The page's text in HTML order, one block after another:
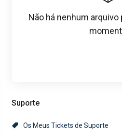
Suporte
Os Meus Tickets de Suporte
Não há nenhum arquivo